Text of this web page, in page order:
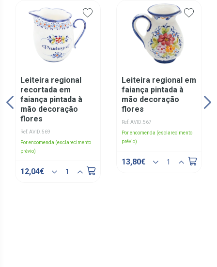
Leiteira regional
recortada em
faiança pintada à
mão decoração
flores
Ref: AVID.569
Por encomenda (esclarecimento
prévio)
12,04€
Leiteira regional em
faiança pintada à
mão decoração
flores
Ref: AVID.567
Por encomenda (esclarecimento
prévio)
13,80€